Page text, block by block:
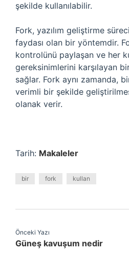
şekilde kullanılabilir.
Fork, yazılım geliştirme
faydası olan bir yöntemdir.
kontrolünü paylaşan ve her
gereksinimlerini karşılayan
sağlar. Fork aynı zamanda,
verimli bir şekilde
olanak verir.
Tarih: Makaleler
bir fork kullan
Önceki Yazı
Güneş kavuşum nedir